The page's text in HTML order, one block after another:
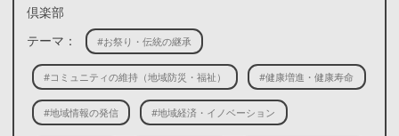
倶楽部
テーマ：
#お祭り・伝統の継承
#コミュニティの維持（地域防災・福祉） #健康増進・健康寿命
#地域情報の発信 #地域経済・イノベーション